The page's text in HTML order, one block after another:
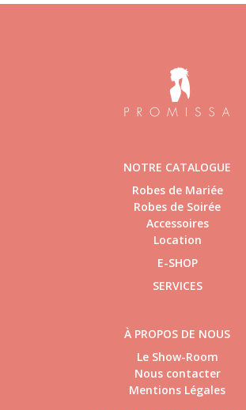
NOTRE CATALOGUE
Robes de Mariée
Robes de Soirée
Accessoires
Location
E-SHOP
SERVICES
À PROPOS DE NOUS
Le Show-Room
Nous contacter
Mentions Légales